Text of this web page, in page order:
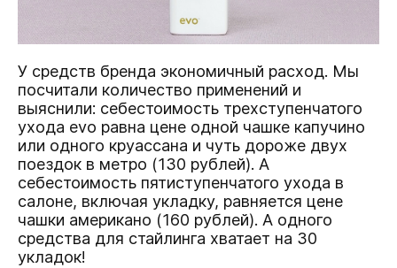
У средств бренда экономичный расход. Мы
посчитали количество применений и
выяснили: себестоимость трехступенчатого
ухода evo равна цене одной чашке капучино
или одного круассана и чуть дороже двух
поездок в метро (130 рублей). А
себестоимость пятиступенчатого ухода в
салоне, включая укладку, равняется цене
чашки американо (160 рублей). А одного
средства для стайлинга хватает на 30
укладок!